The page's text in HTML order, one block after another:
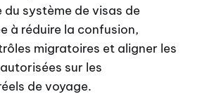
système de visas de
à réduire la confusion,
migratoires et aligner les
sur les
de voyage.